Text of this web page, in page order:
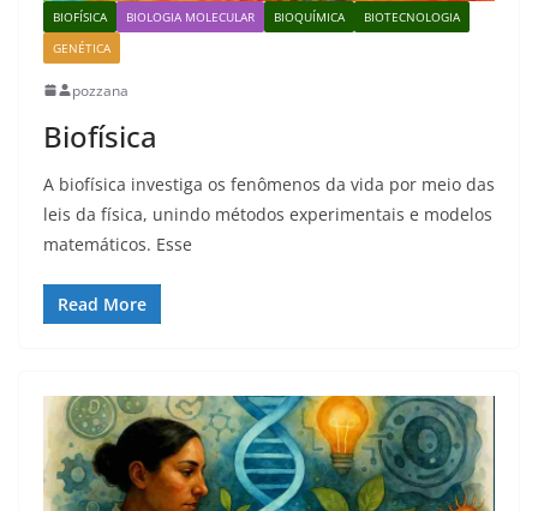
BIOFÍSICA BIOLOGIA MOLECULAR BIOQUÍMICA
BIOTECNOLOGIA
GENÉTICA
pozzana
Biofísica
A biofísica investiga os fenômenos da vida por meio das
leis da física, unindo métodos experimentais e modelos
matemáticos. Esse
Read More